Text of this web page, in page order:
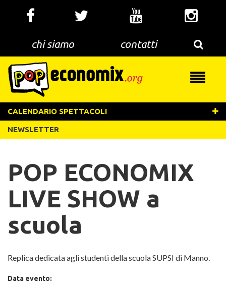
chi siamo contatti
Toggle
CALENDARIO SPETTACOLI
NEWSLETTER
POP ECONOMIX
LIVE SHOW a
scuola
Replica dedicata agli studenti della scuola SUPSI di Manno.
Data evento: